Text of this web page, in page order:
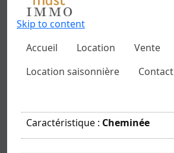
Skip to content
Accueil
Location
Vente
Location saisonnière
Contact
Caractéristique : Cheminée